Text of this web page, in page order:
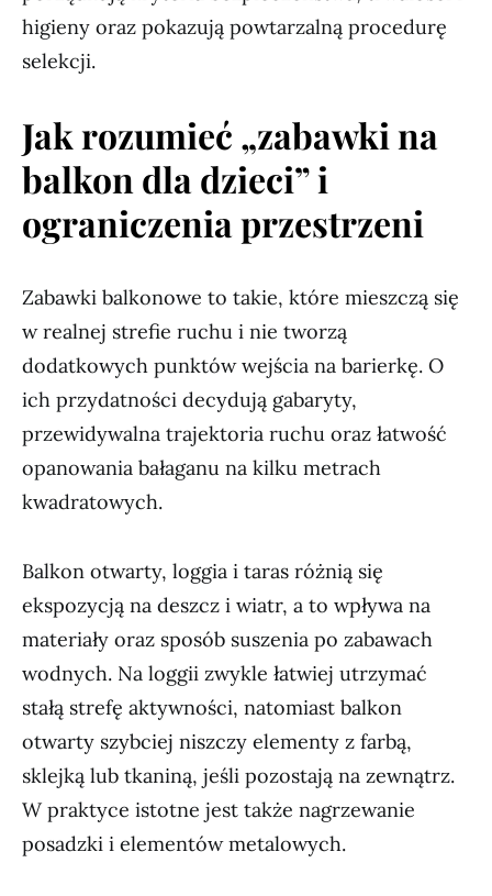
higieny oraz pokazują powtarzalną procedurę
selekcji.
Jak rozumieć „zabawki na
balkon dla dzieci” i
ograniczenia przestrzeni
Zabawki balkonowe to takie, które mieszczą się
w realnej strefie ruchu i nie tworzą
dodatkowych punktów wejścia na barierkę. O
ich przydatności decydują gabaryty,
przewidywalna trajektoria ruchu oraz łatwość
opanowania bałaganu na kilku metrach
kwadratowych.
Balkon otwarty, loggia i taras różnią się
ekspozycją na deszcz i wiatr, a to wpływa na
materiały oraz sposób suszenia po zabawach
wodnych. Na loggii zwykle łatwiej utrzymać
stałą strefę aktywności, natomiast balkon
otwarty szybciej niszczy elementy z farbą,
sklejką lub tkaniną, jeśli pozostają na zewnątrz.
W praktyce istotne jest także nagrzewanie
posadzki i elementów metalowych.